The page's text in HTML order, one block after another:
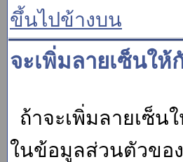
ขึ้นไปข้างบน
จะเพิ่มลายเซ็นใ
ถ้าจะเพิ่มลายเซ็
ในข้อมูลส่วนตัวขอ